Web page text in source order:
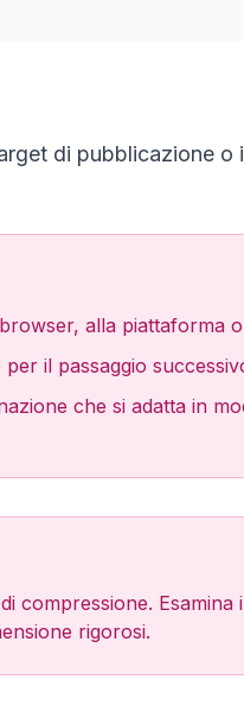
di pubblicazione o
alla piattaforma
il passaggio
che si adatta in
compressione. Esamina
rigorosi.